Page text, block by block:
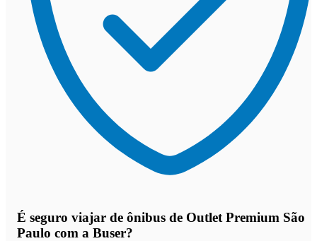
É seguro viajar de ônibus de Outlet Premium São
Paulo com a Buser?